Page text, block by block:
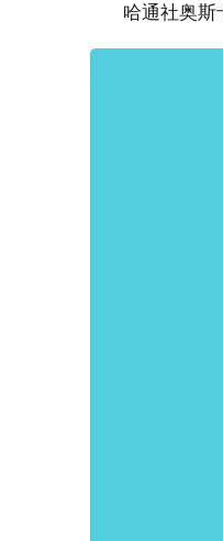
哈通社奥斯